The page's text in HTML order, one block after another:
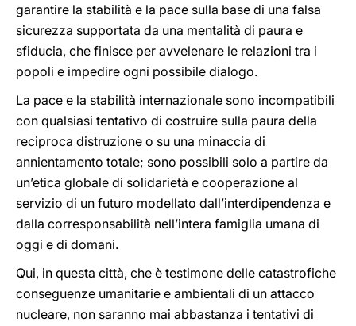
garantire la stabilità e la pace sulla base di una falsa
sicurezza supportata da una mentalità di paura e
sfiducia, che finisce per avvelenare le relazioni tra i
popoli e impedire ogni possibile dialogo.
La pace e la stabilità internazionale sono incompatibili
con qualsiasi tentativo di costruire sulla paura della
reciproca distruzione o su una minaccia di
annientamento totale; sono possibili solo a partire da
un’etica globale di solidarietà e cooperazione al
servizio di un futuro modellato dall’interdipendenza e
dalla corresponsabilità nell’intera famiglia umana di
oggi e di domani.
Qui, in questa città, che è testimone delle catastrofiche
conseguenze umanitarie e ambientali di un attacco
nucleare, non saranno mai abbastanza i tentativi di